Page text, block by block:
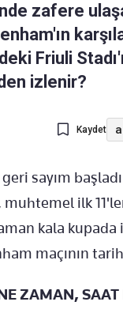
zafere
Friuli
izlenir?
Kaydet
sayım
muhtemel ilk
kala
maçının
ZAMAN, SAAT